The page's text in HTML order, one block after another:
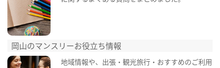
岡山のマンスリーお役立ち情報
地域情報や、出張・観光旅行・おすすめのご利用